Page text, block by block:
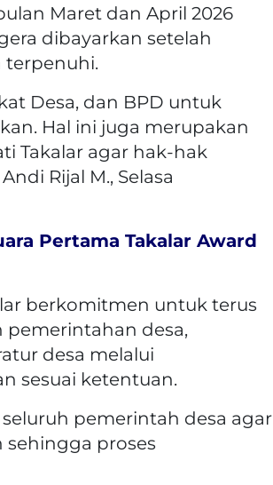
Maret dan April 2026
dibayarkan setelah
terpenuhi.
Desa, dan BPD untuk
Hal ini juga merupakan
Takalar agar hak-hak
Rijal M., Selasa
Pertama Takalar Award
berkomitmen untuk terus
desa,
desa melalui
sesuai ketentuan.
pemerintah desa agar
sehingga proses